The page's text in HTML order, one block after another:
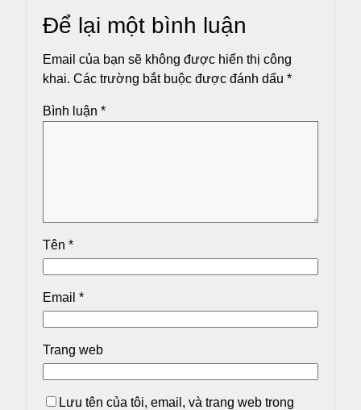
Để lại một bình luận
Email của bạn sẽ không được hiển thị công
khai. Các trường bắt buộc được đánh dấu *
Bình luận *
Tên *
Email *
Trang web
Lưu tên của tôi, email, và trang web trong